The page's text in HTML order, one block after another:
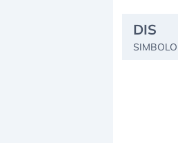
DIS
SIMBOLO